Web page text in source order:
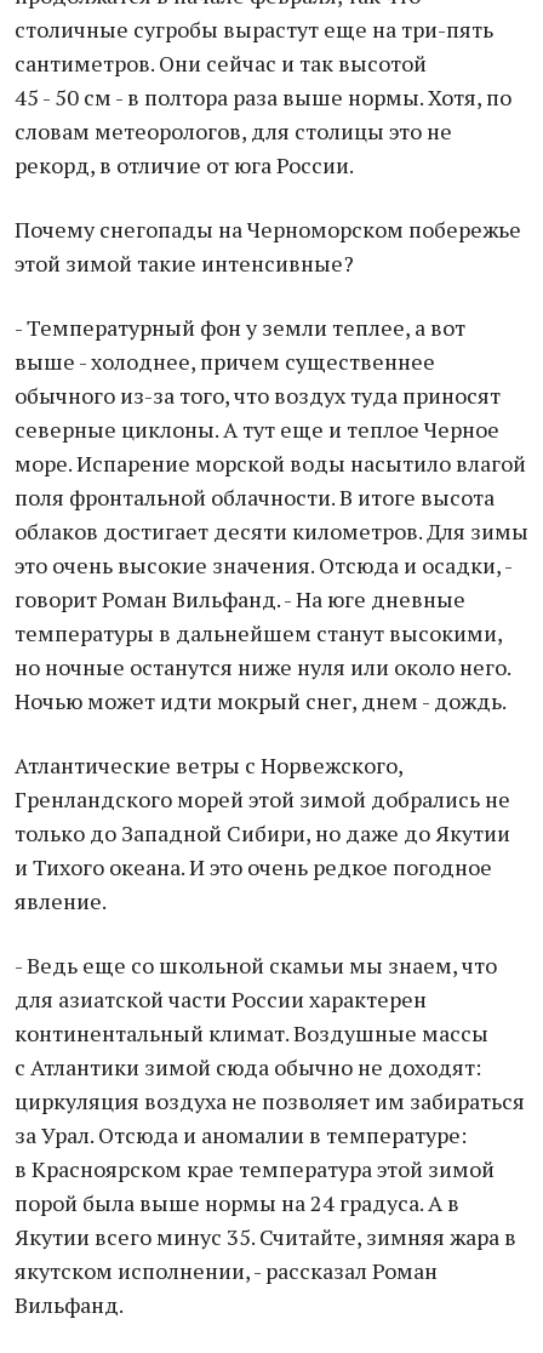
столичные сугробы вырастут еще на три-пять
сантиметров. Они сейчас и так высотой
45 - 50 см - в полтора раза выше нормы. Хотя, по
словам метеорологов, для столицы это не
рекорд, в отличие от юга России.
Почему снегопады на Черноморском побережье
этой зимой такие интенсивные?
- Температурный фон у земли теплее, а вот
выше - холоднее, причем существеннее
обычного из-за того, что воздух туда приносят
северные циклоны. А тут еще и теплое Черное
море. Испарение морской воды насытило влагой
поля фронтальной облачности. В итоге высота
облаков достигает десяти километров. Для зимы
это очень высокие значения. Отсюда и осадки, -
говорит Роман Вильфанд. - На юге дневные
температуры в дальнейшем станут высокими,
но ночные останутся ниже нуля или около него.
Ночью может идти мокрый снег, днем - дождь.
Атлантические ветры с Норвежского,
Гренландского морей этой зимой добрались не
только до Западной Сибири, но даже до Якутии
и Тихого океана. И это очень редкое погодное
явление.
- Ведь еще со школьной скамьи мы знаем, что
для азиатской части России характерен
континентальный климат. Воздушные массы
с Атлантики зимой сюда обычно не доходят:
циркуляция воздуха не позволяет им забираться
за Урал. Отсюда и аномалии в температуре:
в Красноярском крае температура этой зимой
порой была выше нормы на 24 градуса. А в
Якутии всего минус 35. Считайте, зимняя жара в
якутском исполнении, - рассказал Роман
Вильфанд.